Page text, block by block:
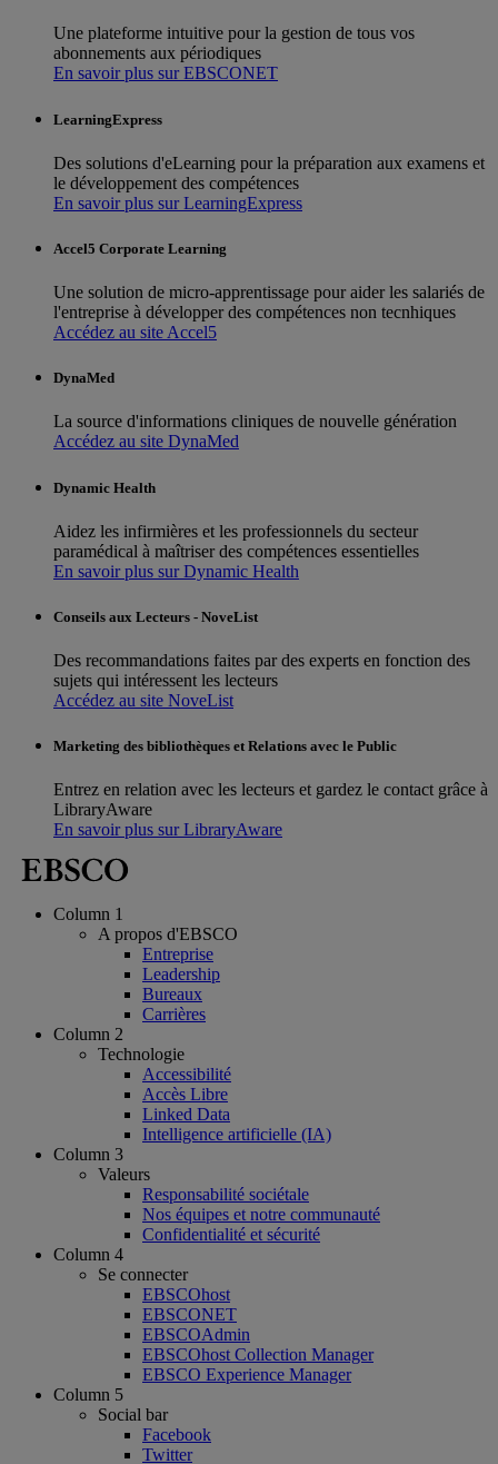
Une plateforme intuitive pour la gestion de tous vos
abonnements aux périodiques
En savoir plus sur EBSCONET
LearningExpress
Des solutions d'eLearning pour la préparation aux examens et
le développement des compétences
En savoir plus sur LearningExpress
Accel5 Corporate Learning
Une solution de micro-apprentissage pour aider les salariés de
l'entreprise à développer des compétences non tecnhiques
Accédez au site Accel5
DynaMed
La source d'informations cliniques de nouvelle génération
Accédez au site DynaMed
Dynamic Health
Aidez les infirmières et les professionnels du secteur
paramédical à maîtriser des compétences essentielles
En savoir plus sur Dynamic Health
Conseils aux Lecteurs - NoveList
Des recommandations faites par des experts en fonction des
sujets qui intéressent les lecteurs
Accédez au site NoveList
Marketing des bibliothèques et Relations avec le Public
Entrez en relation avec les lecteurs et gardez le contact grâce à
LibraryAware
En savoir plus sur LibraryAware
Column 1
A propos d'EBSCO
Entreprise
Leadership
Bureaux
Carrières
Column 2
Technologie
Accessibilité
Accès Libre
Linked Data
Intelligence artificielle (IA)
Column 3
Valeurs
Responsabilité sociétale
Nos équipes et notre communauté
Confidentialité et sécurité
Column 4
Se connecter
EBSCOhost
EBSCONET
EBSCOAdmin
EBSCOhost Collection Manager
EBSCO Experience Manager
Column 5
Social bar
Facebook
Twitter